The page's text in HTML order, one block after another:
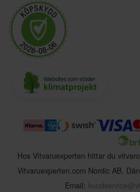
Hos Vitvaruexperten hittar du
Vitvaruexperten.com Nordic AB,
Email: